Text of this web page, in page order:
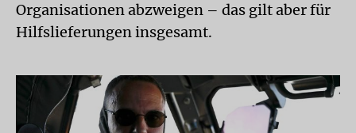
Organisationen abzweigen – das gilt aber für
Hilfslieferungen insgesamt.